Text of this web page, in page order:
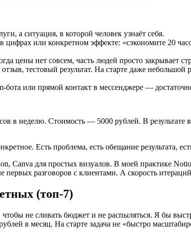
а ситуация, в которой человек узнаёт себя.
цифрах или конкретном эффекте: «сэкономите 20
цены нет совсем, часть людей просто закрывает
тестовый результат. На старте даже
бота или прямой контакт в мессенджере —
в неделю. Стоимость — 5000 рублей. В
Есть проблема, есть обещание результата,
Canva для простых визуалов. В моей практике
разговоров с клиентами. А скорость
(топ-7)
не сливать бюджет и не распыляться. Я бы
в месяц. На старте задача не «быстро